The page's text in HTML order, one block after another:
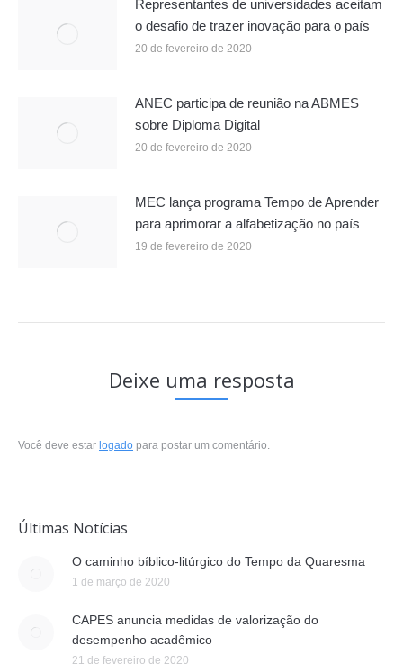
Representantes de universidades aceitam
o desafio de trazer inovação para o país
20 de fevereiro de 2020
ANEC participa de reunião na ABMES
sobre Diploma Digital
20 de fevereiro de 2020
MEC lança programa Tempo de Aprender
para aprimorar a alfabetização no país
19 de fevereiro de 2020
Deixe uma resposta
Você deve estar logado para postar um comentário.
Últimas Notícias
O caminho bíblico-litúrgico do Tempo da Quaresma
1 de março de 2020
CAPES anuncia medidas de valorização do
desempenho acadêmico
21 de fevereiro de 2020